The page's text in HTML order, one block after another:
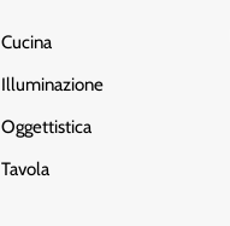
Cucina
Illuminazione
Oggettistica
Tavola